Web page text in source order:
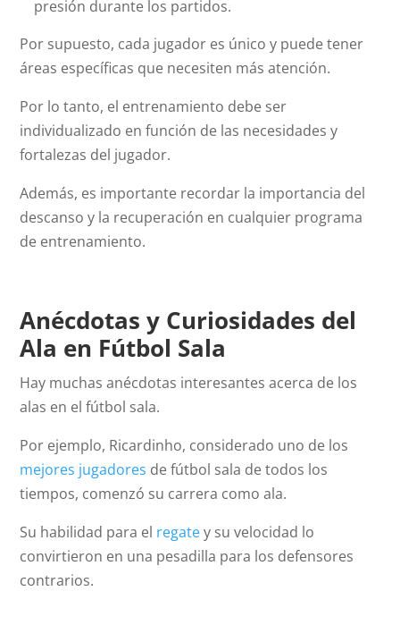
presión durante los partidos.
Por supuesto, cada jugador es único y puede tener
áreas específicas que necesiten más atención.
Por lo tanto, el entrenamiento debe ser
individualizado en función de las necesidades y
fortalezas del jugador.
Además, es importante recordar la importancia del
descanso y la recuperación en cualquier programa
de entrenamiento.
Anécdotas y Curiosidades del
Ala en Fútbol Sala
Hay muchas anécdotas interesantes acerca de los
alas en el fútbol sala.
Por ejemplo, Ricardinho, considerado uno de los
mejores jugadores de fútbol sala de todos los
tiempos, comenzó su carrera como ala.
Su habilidad para el regatey su velocidad lo
convirtieron en una pesadilla para los defensores
contrarios.